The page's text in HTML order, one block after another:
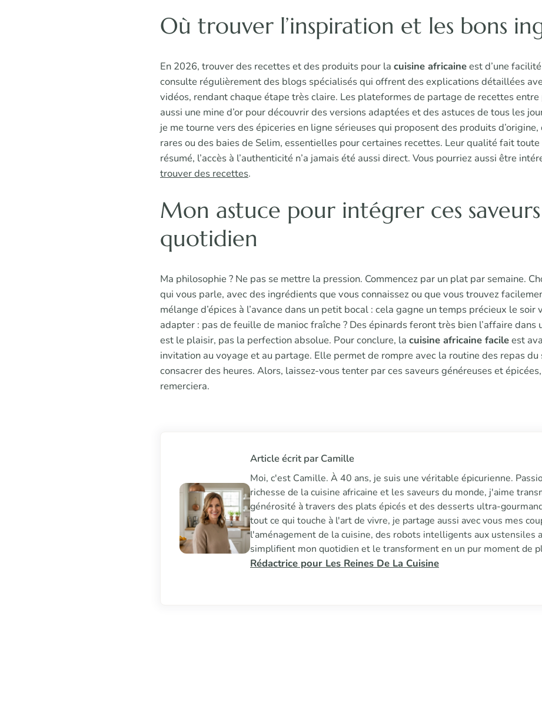
Où trouver l’inspiration et les bons
En 2026, trouver des recettes et des produits pour la cuisine africaineest d’une
consulte régulièrement des blogs spécialisés qui offrent des explications détaillées
vidéos, rendant chaque étape très claire. Les plateformes de partage de recettes
aussi une mine d’or pour découvrir des versions adaptées et des astuces de tous les
je me tourne vers des épiceries en ligne sérieuses qui proposent des produits
rares ou des baies de Selim, essentielles pour certaines recettes. Leur qualité fait
résumé, l’accès à l’authenticité n’a jamais été aussi direct. Vous pourriez aussi être
trouver des recettes.
Mon astuce pour intégrer ces
quotidien
Ma philosophie ? Ne pas se mettre la pression. Commencez par un plat par semaine.
qui vous parle, avec des ingrédients que vous connaissez ou que vous trouvez
mélange d’épices à l’avance dans un petit bocal : cela gagne un temps précieux le soir
adapter : pas de feuille de manioc fraîche ? Des épinards feront très bien l’affaire dans
est le plaisir, pas la perfection absolue. Pour conclure, la cuisine africaine facileest
invitation au voyage et au partage. Elle permet de rompre avec la routine des repas du
consacrer des heures. Alors, laissez-vous tenter par ces saveurs généreuses et
remerciera.
Article écrit par Camille
Moi, c'est Camille. À 40 ans, je suis une véritable épicurienne.
richesse de la cuisine africaine et les saveurs du monde, j'aime
générosité à travers des plats épicés et des desserts ultra-
tout ce qui touche à l'art de vivre, je partage aussi avec vous mes
l'aménagement de la cuisine, des robots intelligents aux ustensiles
simplifient mon quotidien et le transforment en un pur moment de
Rédactrice pour Les Reines De La Cuisine